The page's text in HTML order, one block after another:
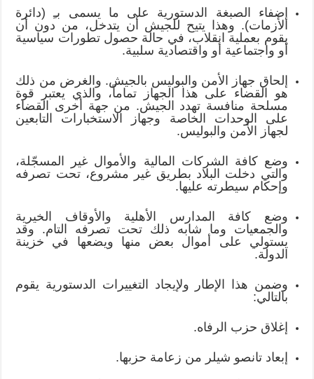
إضفاء الصبغة الدستورية على ما يسمى بـِ (دائرة
الأزمات). وهذا يتيح للجيش أن يتدخل، من دون أن
يقوم بعملية انقلاب، في حالة حصول تطورات سياسية
أو واجتماعية أو واقتصادية سلبية.
إلحاق جهاز الأمن والبوليس بالجيش. والغرض من ذلك
هو القضاء على هذا الجهاز تماماً، والذي يعتبر قوة
مسلحة منافسة تهدد الجيش. من جهة أخرى القضاء
على الوحدات الخاصة وجهاز الاستخبارات التابعين
لجهاز الأمن والبوليس.
وضع كافة الشركات المالية والأموال غير المسجّلة،
والتي دخلت البلاد بطريق غير مشروع، تحت تصرفه
وإحكام سيطرته عليها.
وضع كافة المدارس الأهلية والأوقاف الخيرية
والجمعيات وما شابه ذلك تحت تصرفه التام. وقد
يستولي على أموال بعض منها ويضعها في خزينة
الدولة.
وضمن هذا الإطار ولإيجاد التغييرات الدستورية يقوم
بالتالي:
إغلاق حزب الرفاه.
إبعاد تانصو شيلر من زعامة حزبها.